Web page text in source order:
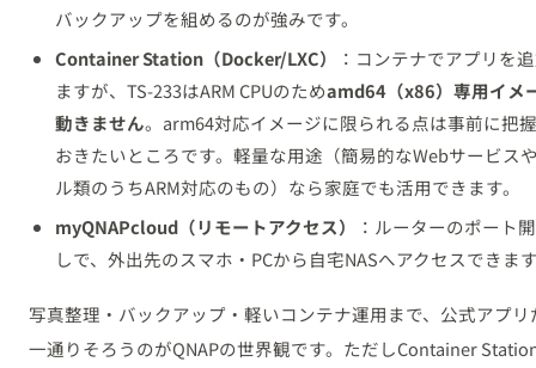
バックアップを組めるのが強みです。
Container Station（Docker/LXC）
：コンテナでアプリを
ますが、TS-233はARM CPUのためamd64（x86）専用イメ
動きません。arm64対応イメージに限られる点は事前に把
おきたいところです。軽量な用途（簡易的なWebサービス
ル類のうちARM対応のもの）なら家庭でも活用できます。
myQNAPcloud（リモートアクセス）
：ルーターのポート
しで、外出先のスマホ・PCから自宅NASへアクセスできま
写真整理・バックアップ・軽いコンテナ運用まで、公式アプリ
一通りそろうのがQNAPの世界観です。ただしContainer